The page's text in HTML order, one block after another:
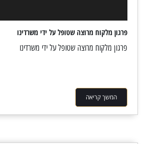
פרגון מלקוח מרוצה שטופל על ידי משרדינו
פרגון מלקוח מרוצה שטופל על ידי משרדינו
המשך קריאה